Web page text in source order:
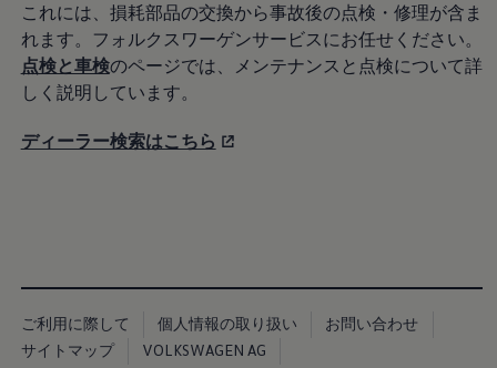
企業情報
会社概要
会社概要EN
採用情報
正規ディーラー地域別採用情報
プレスリリース
2025
2018
2017
2016
2015
これには、損耗部品の交換から事故後の点検・修理が含ま
れます。フォルクスワーゲンサービスにお任せください。
点検と車検のページでは、メンテナンスと点検について詳
しく説明しています。
ディーラー検索はこちら
ご利用に際して 個人情報の取り扱い
お問い合わせ
サイトマップ
VOLKSWAGEN AG